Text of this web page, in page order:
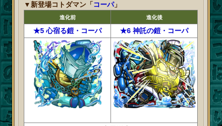
▼新登場コトダマン「コーパ」
進化前 進化後
★5 心宿る鎧・コーパ ★6 神託の鎧・コーパ